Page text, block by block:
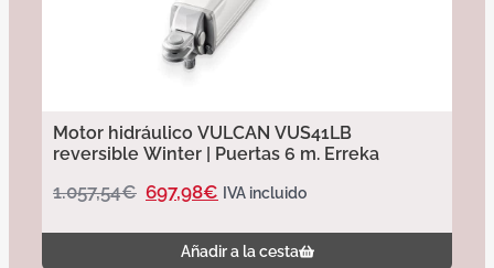
Motor hidráulico VULCAN VUS41LB
reversible Winter | Puertas 6 m. Erreka
1.057,54€ 697,98€ IVA incluido
Añadir a la cesta